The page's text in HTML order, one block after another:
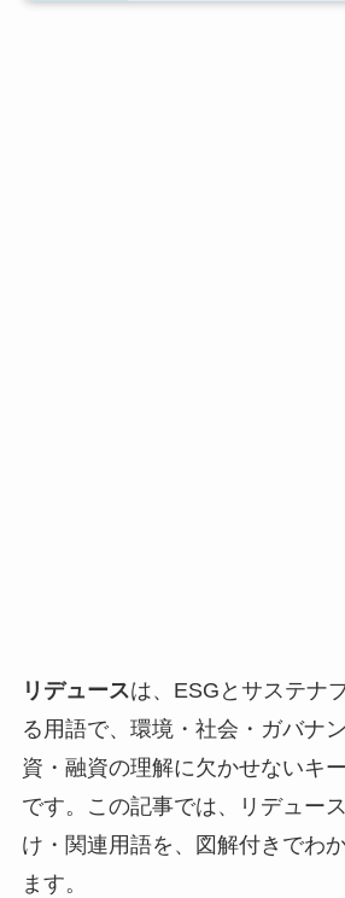
リデュースは、ESGとサステナ
る用語で、環境・社会・ガバナ
資・融資の理解に欠かせないキ
です。この記事では、リデュー
け・関連用語を、図解付きでわ
ます。